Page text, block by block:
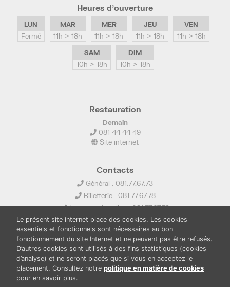
Heures d’ouverture
LUN
Fermé
MAR
11h > 18h
MER
11h > 18h
JEU
11h > 18h
VEN
11h > 18h
SAM
10h > 18h
DIM
10h > 18h
Restauration
Demain
081 44 44 49
Site internet
Contacts
Général : 081.77.67.73
Billetterie : 081.77.67.78
Location de salles : 081.77.67.79
info@ledelta.be
Le présent site internet place des cookies. Les cookies
essentiels et fonctionnels sont nécessaires au bon
fonctionnement du site Internet et ne peuvent pas être refusés.
D’autres cookies sont utilisés à des fins statistiques (cookies
d’analyse) et ne seront placés que si vous en acceptez le
placement. Consultez notre politique en matière de cookies
pour en savoir plus.